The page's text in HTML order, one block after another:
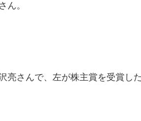
ん。
亮さんで、左が株主賞を受賞し